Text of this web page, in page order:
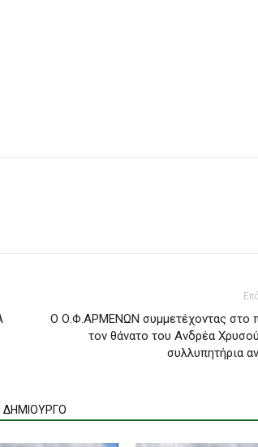
Ο Ο.Φ.ΑΡΜΕΝΩΝ συμμετέχοντας στο
τον θάνατο του Ανδρέα
συλλυπητήρια
ΔΗΜΙΟΥΡΓΟ